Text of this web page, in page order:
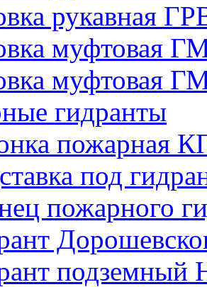
рукавная
муфтовая
муфтовая
гидранты
пожарная
под
пожарного
подземный